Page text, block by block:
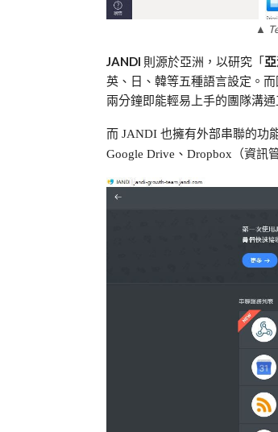
▲
JANDI 則源於亞洲，以研究「
英、日、韓等五種語言設定。
兩分鐘即能輕易上手的團隊溝通
而 JANDI 也擁有外部串聯的功
Google Drive、Dropbox（資訊